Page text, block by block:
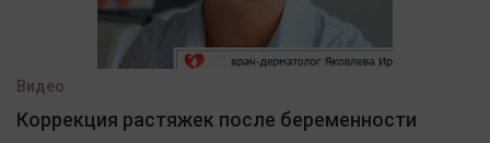
Видео
Коррекция растяжек после беременности